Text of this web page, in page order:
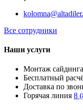
Все сотрудники
Наши услуги
Монтаж сайдинга
Бесплатный
Доставка по
Горячая линия 8